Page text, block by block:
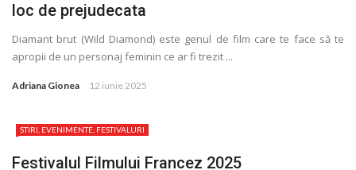
loc de prejudecata
Diamant brut (Wild Diamond) este genul de film care te face să te
apropii de un personaj feminin ce ar fi trezit ...
Adriana Gionea 12 iunie 2025
STIRI, EVENIMENTE, FESTIVALURI
Festivalul Filmului Francez 2025